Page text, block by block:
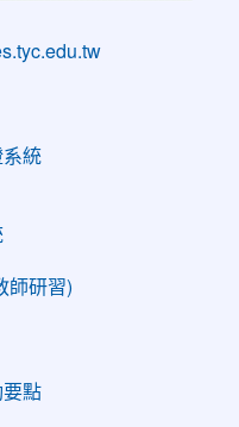
系統
師研習)
點